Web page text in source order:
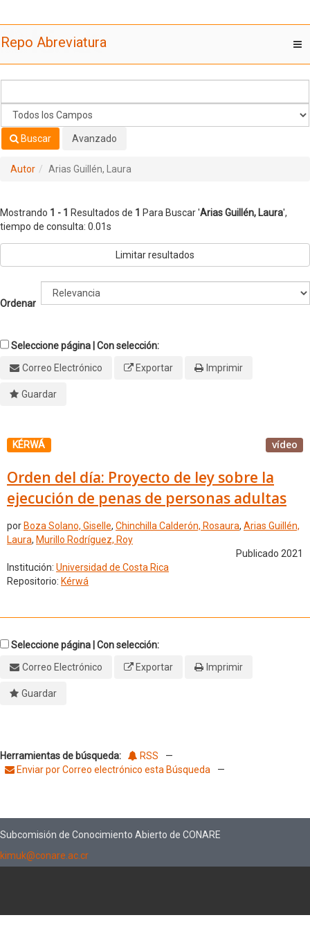
Repo Abreviatura
Buscar Avanzado
Autor Arias Guillén, Laura
Mostrando 1 - 1 Resultados de 1 Para Buscar 'Arias Guillén, Laura',
tiempo de consulta: 0.01s
Limitar resultados
Ordenar
Seleccione página | Con selección:
Correo Electrónico
Exportar Imprimir
Guardar
KÉRWÁ vídeo
Orden del día: Proyecto de ley sobre la
ejecución de penas de personas adultas
por Boza Solano, Giselle, Chinchilla Calderón, Rosaura, Arias Guillén,
Laura, Murillo Rodríguez, Roy
Publicado 2021
Institución: Universidad de Costa Rica
Repositorio: Kérwá
Seleccione página | Con selección:
Correo Electrónico
Exportar Imprimir
Guardar
Herramientas de búsqueda: RSS
—
Enviar por Correo electrónico esta Búsqueda
—
Subcomisión de Conocimiento Abierto de CONARE
kimuk@conare.ac.cr